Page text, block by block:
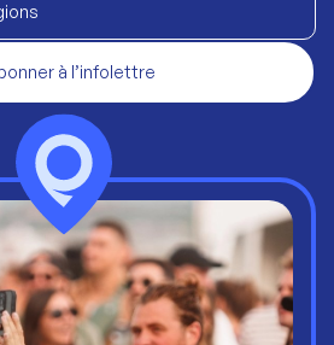
à l’infolettre